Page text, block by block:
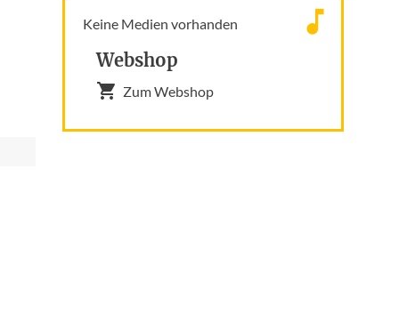
Keine Medien vorhanden
Webshop
Zum Webshop